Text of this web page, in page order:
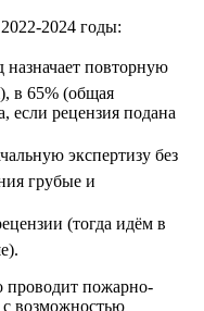
2024 годы:
повторную
в 65% (общая
если рецензия подана
экспертизу без
грубые и
(тогда идём в
проводит пожарно-
с возможностью